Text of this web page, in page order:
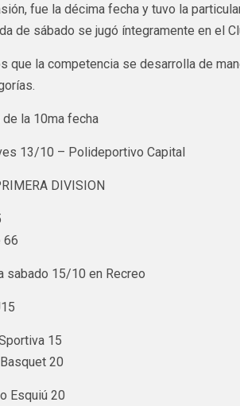
fue la décima fecha y tuvo la
de sábado se jugó íntegramente en el
que la competencia se desarrolla de
la 10ma fecha
13/10 – Polideportivo Capital
DIVISION
66
sabado 15/10 en Recreo
15
20
Esquiú 20